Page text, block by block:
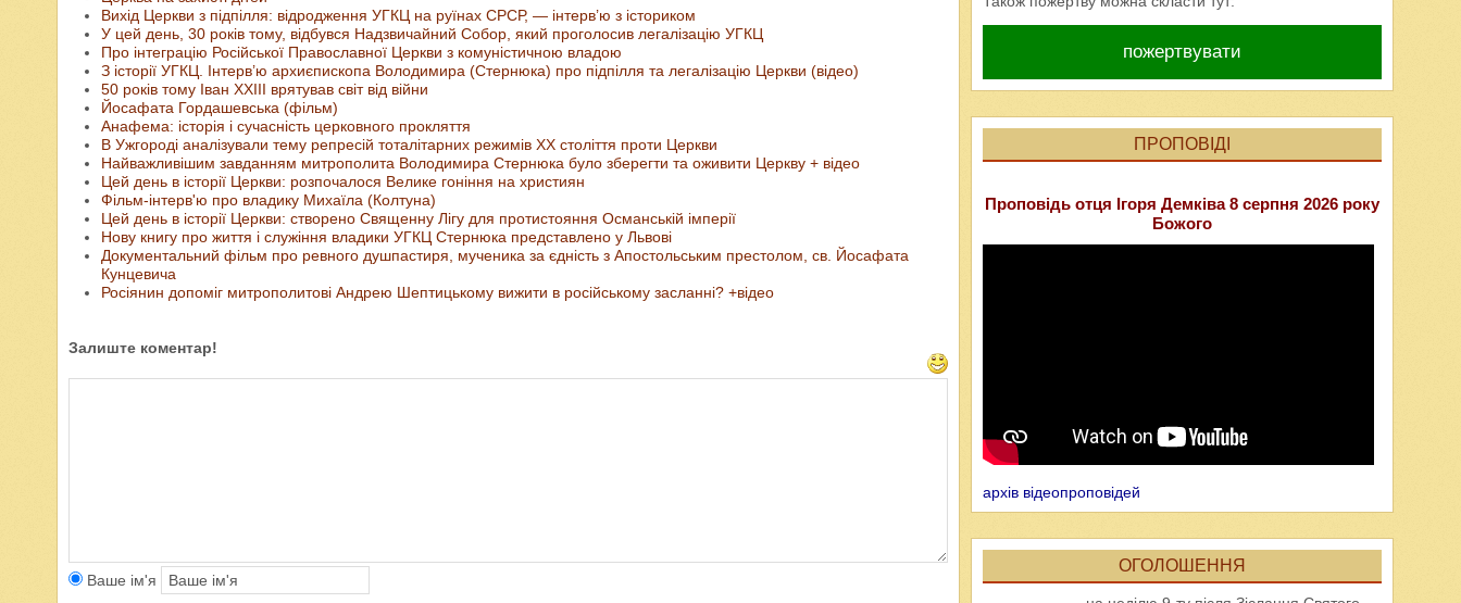
Вихід Церкви з підпілля: відродження УГКЦ на руїнах СРСР, — інтерв’ю з істориком
У цей день, 30 років тому, відбувся Надзвичайний Собор, який проголосив легалізацію УГКЦ
Про інтеграцію Російської Православної Церкви з комуністичною владою
З історії УГКЦ. Інтерв’ю архиєпископа Володимира (Стернюка) про підпілля та легалізацію Церкви (відео)
50 років тому Іван XXIII врятував світ від війни
Йосафата Гордашевська (фільм)
Анафема: історія і сучасність церковного прокляття
В Ужгороді аналізували тему репресій тоталітарних режимів ХХ століття проти Церкви
Найважливішим завданням митрополита Володимира Стернюка було зберегти та оживити Церкву + відео
Цей день в історії Церкви: розпочалося Велике гоніння на християн
Фільм-інтерв'ю про владику Михаїла (Колтуна)
Цей день в історії Церкви: створено Священну Лігу для протистояння Османській імперії
Нову книгу про життя і служіння владики УГКЦ Стернюка представлено у Львові
Документальний фільм про ревного душпастиря, мученика за єдність з Апостольським престолом, св. Йосафата
Кунцевича
Росіянин допоміг митрополитові Андрею Шептицькому вижити в російському засланні? +відео
Залиште коментар!
Ваше ім'я
пожертвувати
ПРОПОВІДІ
Проповідь отця Ігоря Демківа 8 серпня 2026 року
Божого
архів відеопроповідей
ОГОЛОШЕННЯ